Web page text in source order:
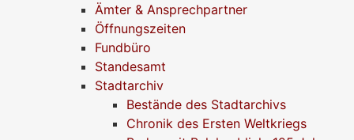
Ämter & Ansprechpartner
Öffnungszeiten
Fundbüro
Standesamt
Stadtarchiv
Bestände des Stadtarchivs
Chronik des Ersten Weltkriegs